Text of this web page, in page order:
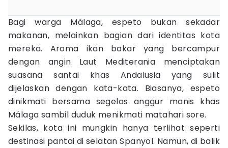
Bagi warga Málaga, espeto bukan sekadar
makanan, melainkan bagian dari identitas kota
mereka. Aroma ikan bakar yang bercampur
dengan angin Laut Mediterania menciptakan
suasana santai khas Andalusia yang sulit
dijelaskan dengan kata-kata. Biasanya, espeto
dinikmati bersama segelas anggur manis khas
Málaga sambil duduk menikmati matahari sore.
Sekilas, kota ini mungkin hanya terlihat seperti
destinasi pantai di selatan Spanyol. Namun, di balik